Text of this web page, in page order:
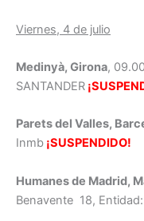
Viernes, 4 de julio
Medinyà, Girona,
SANTANDER
Parets del Valles,
Inmb ¡SUSPENDIDO!
Humanes de Madrid,
Benavente 18,